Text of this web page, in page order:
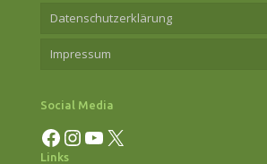
Datenschutzerklärung
Impressum
Social Media
Facebook InstagramYouTube X
Links